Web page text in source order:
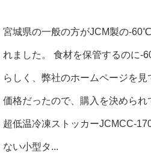
宮城県の一般の方がJCM製の-
れました。 食材を保管するのに-
らしく、弊社のホームページを
価格だったので、購入を決めら
超低温冷凍ストッカーJCMCC-
ない小型タ...